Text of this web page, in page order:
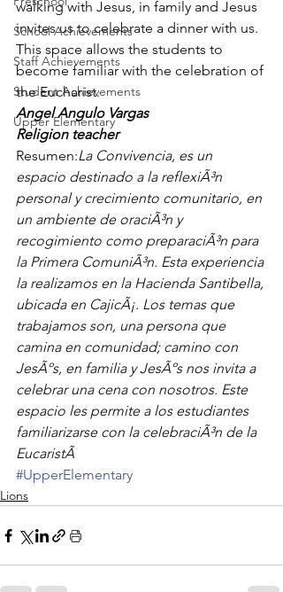
School Achievements
Staff Achievements
Student Achievements
Upper Elementary
walking with Jesus, in family and Jesus
invites us to celebrate a dinner with us.
This space allows the students to
become familiar with the celebration of
the Eucharist.
Angel Angulo Vargas
Religion teacher
Resumen:La Convivencia, es un
espacio destinado a la reflexiÃ³n
personal y crecimiento comunitario, en
un ambiente de oraciÃ³n y
recogimiento como preparaciÃ³n para
la Primera ComuniÃ³n. Esta experiencia
la realizamos en la Hacienda Santibella,
ubicada en CajicÃ¡. Los temas que
trabajamos son, una persona que
camina en comunidad; camino con
JesÃºs, en familia y JesÃºs nos invita a
celebrar una cena con nosotros. Este
espacio les permite a los estudiantes
familiarizarse con la celebraciÃ³n de la
EucaristÃ
#UpperElementary
Lions